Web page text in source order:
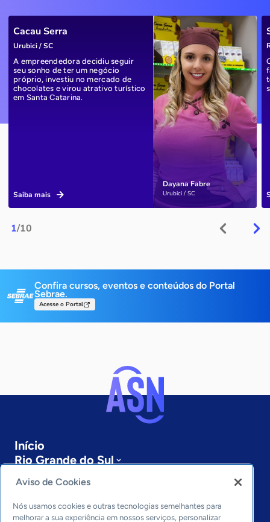
1/10
Dayana Fabre
Urubici / SC
Cacau Serra
Urubici / SC
A empreendedora decidiu seguir
seu sonho de ter um negócio
próprio, investiu no mercado de
chocolates e virou atrativo turístico
em Santa Catarina.
Saiba mais
Confira cursos, eventos e conteúdos do Portal
Sebrae.
Acesse o Portal
Início
Rio Grande do Sul
Sobre a ASN
Últimas notícias
Entre em contato
Editorias
Aviso de Cookies
Nós usamos cookies e outras tecnologias semelhantes para
melhorar a sua experiência em nossos serviços, personalizar